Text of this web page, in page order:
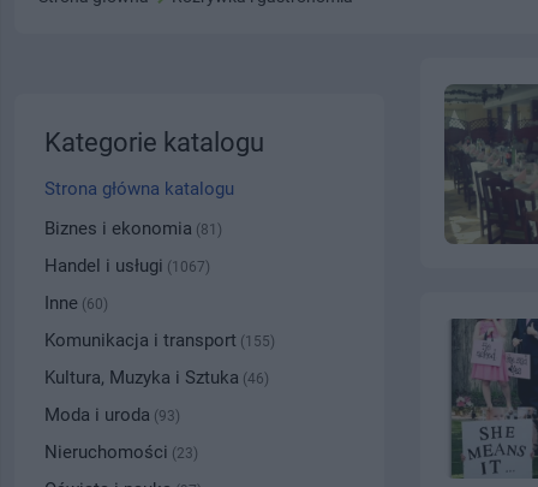
Kategorie katalogu
Strona główna katalogu
Biznes i ekonomia (81)
Handel i usługi (1067)
Inne (60)
Komunikacja i transport (155)
Kultura, Muzyka i Sztuka (46)
Moda i uroda (93)
Nieruchomości (23)